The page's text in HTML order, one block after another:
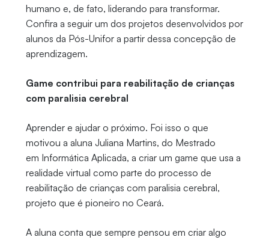
humano e, de fato, liderando para transformar.
Confira a seguir um dos projetos desenvolvidos por
alunos da Pós-Unifor a partir dessa concepção de
aprendizagem.
Game contribui para reabilitação de crianças
com paralisia cerebral
Aprender e ajudar o próximo. Foi isso o que
motivou a aluna Juliana Martins, do Mestrado
em Informática Aplicada, a criar um game que usa a
realidade virtual como parte do processo de
reabilitação de crianças com paralisia cerebral,
projeto que é pioneiro no Ceará.
A aluna conta que sempre pensou em criar algo